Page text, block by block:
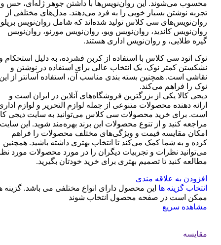
محسوب می‌شوند. این روان‌نویس‌ها با داشتن جوهر ژله‌ای، حس و
تجربه نوشتن بسیار خوبی را به فرد می‌دهند. مدل‌های مختلفی از
روان‌نویس‌های سی کلاس تولید شده‌اند که شامل روان‌نویس
روان‌نویس کاندید، روان‌نویس ویو، روان‌نویس مورنو، روان‌نویس
گیره طلایی، و روان‌نویس اداری هستند.
نوک اتود سی کلاس با استفاده از کربن فشرده، به دلیل استحکام
نشکستن کمتر نوک، یک انتخاب عالی برای استفاده در نوشتن و
نقاشی است. همچنین بسته بندی مناسب آن، استفاده آسانتر از
نوک را فراهم می‌کند.
دیجی کالا یکی از بزرگترین فروشگاه‌های آنلاین در ایران است و
ارائه دهنده محصولات متنوعی از جمله لوازم التحریر و لوازم
است. برای خرید محصولات سی کلاس می‌توانید به سایت دیجی
مراجعه کنید و از تنوع محصولات این برند بهره‌مند شوید. این سایت
امکان مقایسه قیمت و ویژگی‌های مختلف محصولات را فراهم
کرده و به شما کمک می‌کند تا انتخاب بهتری داشته باشید. همچنین
می‌توانید نظرات و تجربیات دیگران را در مورد محصولات مورد
مطالعه کنید تا تصمیم بهتری برای خرید خودتان بگیرید.
افزودن به علاقه مندی
انتخاب گزینه ها این محصول دارای انواع مختلفی می باشد. گزینه
ممکن است در صفحه محصول انتخاب شوند
مشاهده سریع
مقایسه